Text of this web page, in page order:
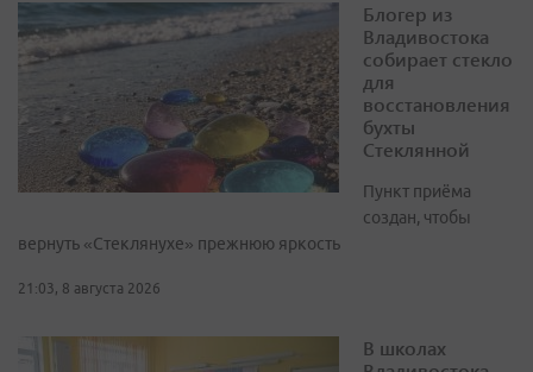
Блогер из
Владивостока
собирает стекло
для
восстановления
бухты
Стеклянной
Пункт приёма
создан, чтобы
вернуть «Стеклянухе» прежнюю яркость
21:03, 8 августа 2026
В школах